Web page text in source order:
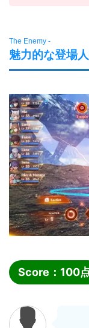
The Enemy -
魅力的な登場
Score： 100